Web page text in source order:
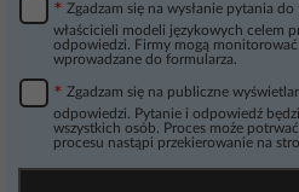
* Zgadzam się na wysłanie pytania
właścicieli modeli językowych celem
odpowiedzi. Firmy mogą
wprowadzane do formularza.
* Zgadzam się na publiczne
odpowiedzi. Pytanie i odpowiedź
wszystkich osób. Proces może
procesu nastąpi przekierowanie na